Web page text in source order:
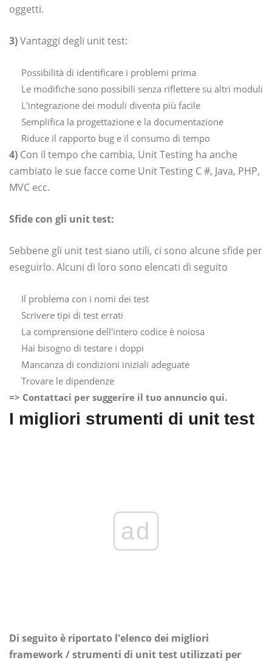
oggetti.
3)Vantaggi degli unit test:
Possibilità di identificare i problemi prima
Le modifiche sono possibili senza riflettere su altri moduli
L'integrazione dei moduli diventa più facile
Semplifica la progettazione e la documentazione
Riduce il rapporto bug e il consumo di tempo
4) Con il tempo che cambia, Unit Testing ha anche
cambiato le sue facce come Unit Testing C #, Java, PHP,
MVC ecc.
Sfide con gli unit test:
Sebbene gli unit test siano utili, ci sono alcune sfide per
eseguirlo. Alcuni di loro sono elencati di seguito
Il problema con i nomi dei test
Scrivere tipi di test errati
La comprensione dell'intero codice è noiosa
Hai bisogno di testare i doppi
Mancanza di condizioni iniziali adeguate
Trovare le dipendenze
=> Contattaci per suggerire il tuo annuncio qui.
I migliori strumenti di unit test
ad
Di seguito è riportato l'elenco dei migliori
framework / strumenti di unit test utilizzati per